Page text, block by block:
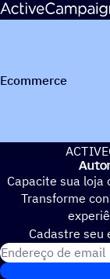
Pular para o
Ecommerce
Capacite sua loja
Transforme
Cadastre seu